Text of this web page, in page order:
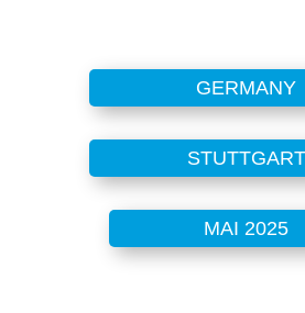
GERMANY
STUTTGART
MAI 2025